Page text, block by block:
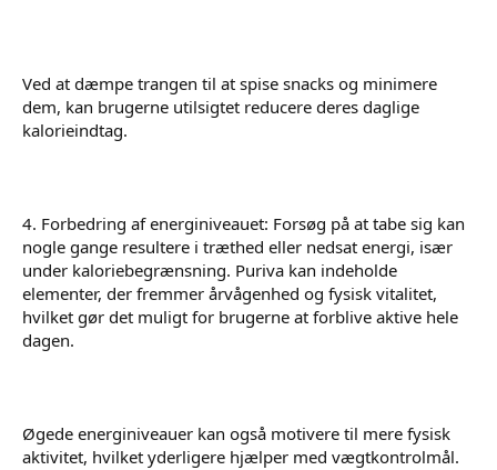
Ved at dæmpe trangen til at spise snacks og minimere
dem, kan brugerne utilsigtet reducere deres daglige
kalorieindtag.
4. Forbedring af energiniveauet: Forsøg på at tabe sig kan
nogle gange resultere i træthed eller nedsat energi, især
under kaloriebegrænsning. Puriva kan indeholde
elementer, der fremmer årvågenhed og fysisk vitalitet,
hvilket gør det muligt for brugerne at forblive aktive hele
dagen.
Øgede energiniveauer kan også motivere til mere fysisk
aktivitet, hvilket yderligere hjælper med vægtkontrolmål.